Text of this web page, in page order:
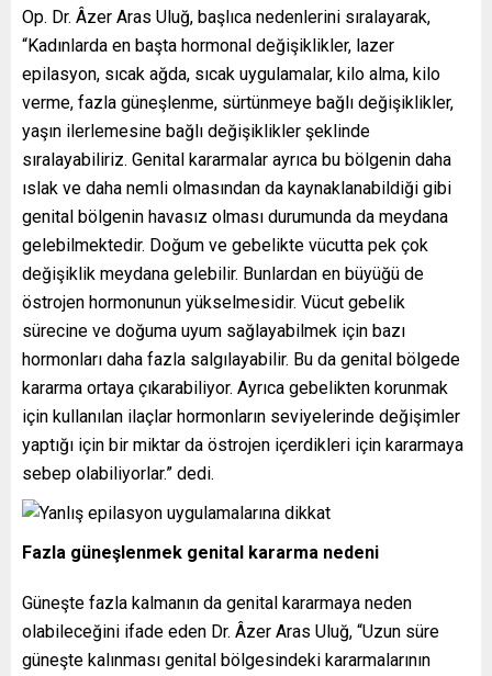
Op. Dr. Âzer Aras Uluğ, başlıca nedenlerini sıralayarak,
“Kadınlarda en başta hormonal değişiklikler, lazer
epilasyon, sıcak ağda, sıcak uygulamalar, kilo alma, kilo
verme, fazla güneşlenme, sürtünmeye bağlı değişiklikler,
yaşın ilerlemesine bağlı değişiklikler şeklinde
sıralayabiliriz. Genital kararmalar ayrıca bu bölgenin daha
ıslak ve daha nemli olmasından da kaynaklanabildiği gibi
genital bölgenin havasız olması durumunda da meydana
gelebilmektedir. Doğum ve gebelikte vücutta pek çok
değişiklik meydana gelebilir. Bunlardan en büyüğü de
östrojen hormonunun yükselmesidir. Vücut gebelik
sürecine ve doğuma uyum sağlayabilmek için bazı
hormonları daha fazla salgılayabilir. Bu da genital bölgede
kararma ortaya çıkarabiliyor. Ayrıca gebelikten korunmak
için kullanılan ilaçlar hormonların seviyelerinde değişimler
yaptığı için bir miktar da östrojen içerdikleri için kararmaya
sebep olabiliyorlar.” dedi.
Fazla güneşlenmek genital kararma nedeni
Güneşte fazla kalmanın da genital kararmaya neden
olabileceğini ifade eden Dr. Âzer Aras Uluğ, “Uzun süre
güneşte kalınması genital bölgesindeki kararmalarının